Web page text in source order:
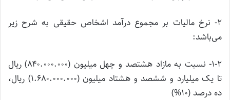
۲‌- نرخ مالیات بر مجموع درآمد اشخاص حقیقی به شرح زیر
می‌باشد:
۱-۲‌- نسبت به مازاد هشتصد و چهل میلیون (۸۴۰.۰۰۰.۰۰۰) ریال
تا یک میلیارد و ششصد و هشتاد میلیون (۱.۶۸۰.۰۰۰.۰۰۰) ریال،
ده درصد (۱۰%)